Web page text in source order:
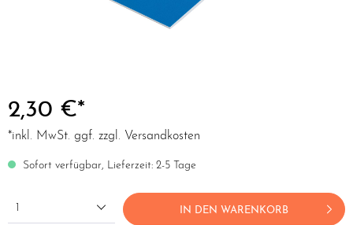
2,30 €*
*inkl. MwSt. ggf. zzgl. Versandkosten
Sofort verfügbar, Lieferzeit: 2-5 Tage
1 IN DEN WARENKORB